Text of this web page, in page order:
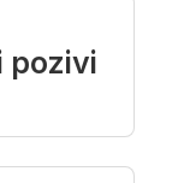
pozivi